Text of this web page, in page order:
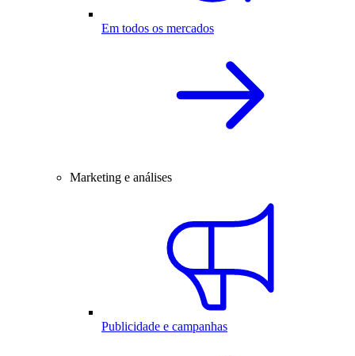
Em todos os mercados
Marketing e análises
Publicidade e campanhas